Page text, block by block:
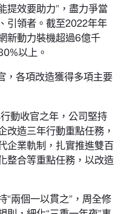
提效要助力”，盡力爭當
引領者。截至2022年年
新動力裝機超過6億千
以上。
，各項改造獲得多項主要
動收官之年，公司堅持
改造三年行動重點任務，
企業軌制，扎實推進雙百
整合等重點任務，以改造
“兩個一以貫之”，周全修